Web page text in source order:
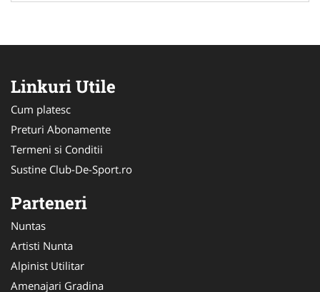
Linkuri Utile
Cum platesc
Preturi Abonamente
Termeni si Conditii
Sustine Club-De-Sport.ro
Parteneri
Nuntas
Artisti Nunta
Alpinist Utilitar
Amenajari Gradina